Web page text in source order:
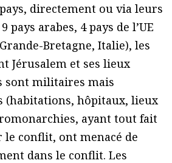
directement ou via leurs
pays arabes, 4 pays de l’UE
Bretagne, Italie), les
Jérusalem et ses lieux
sont militaires mais
(habitations, hôpitaux, lieux
ayant tout fait
le conflit, ont menacé de
dans le conflit. Les